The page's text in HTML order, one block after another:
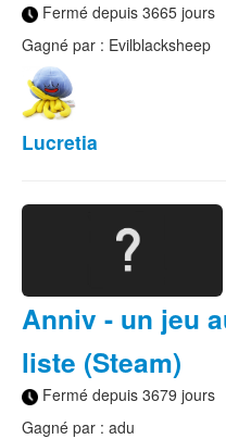
Fermé depuis 3665 jours
Gagné par : Evilblacksheep
Lucretia
Anniv - un jeu
liste (Steam)
Fermé depuis 3679 jours
Gagné par : adu